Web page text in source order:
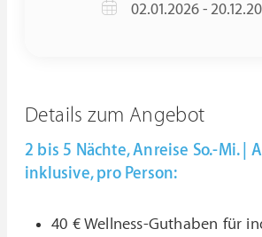
02.01.2026 -
Details zum Angebot
2 bis 5 Nächte, Anreise So.-Mi. |
inklusive, pro Person:
40 € Wellness-Guthaben für